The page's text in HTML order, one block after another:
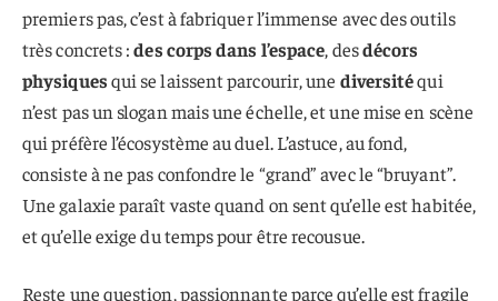
premiers pas, c’est à fabriquer l’immense avec des outils
très concrets :des corps dans l’espace, desdécors
physiquesqui se laissent parcourir, une diversitéqui
n’est pas un slogan mais une échelle, et une mise en scène
qui préfère l’écosystème au duel. L’astuce, au fond,
consiste à ne pas confondre le “grand” avec le “bruyant”.
Une galaxie paraît vaste quand on sent qu’elle est habitée,
et qu’elle exige du temps pour être recousue.
Reste une question, passionnante parce qu’elle est fragile